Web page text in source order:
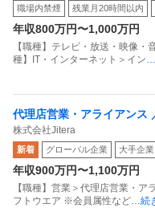
職場内禁煙 残業月20時間以内
年収800万円〜1,000万円
【職種】テレビ・放送・映像
種】IT・インターネット＞イン…
代理店営業・アライアン
Forbes JAPAN AI 50選出
的最先端AIプロダクトのパ
躍しませんか？
株式会社Jitera
新着 グローバル企業 大手企業
年収900万円〜1,100万円
【職種】営業＞代理店営業・ア
フトウエア ※会員属性など…続